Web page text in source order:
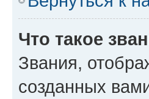
Что такое
Звания,
созданных